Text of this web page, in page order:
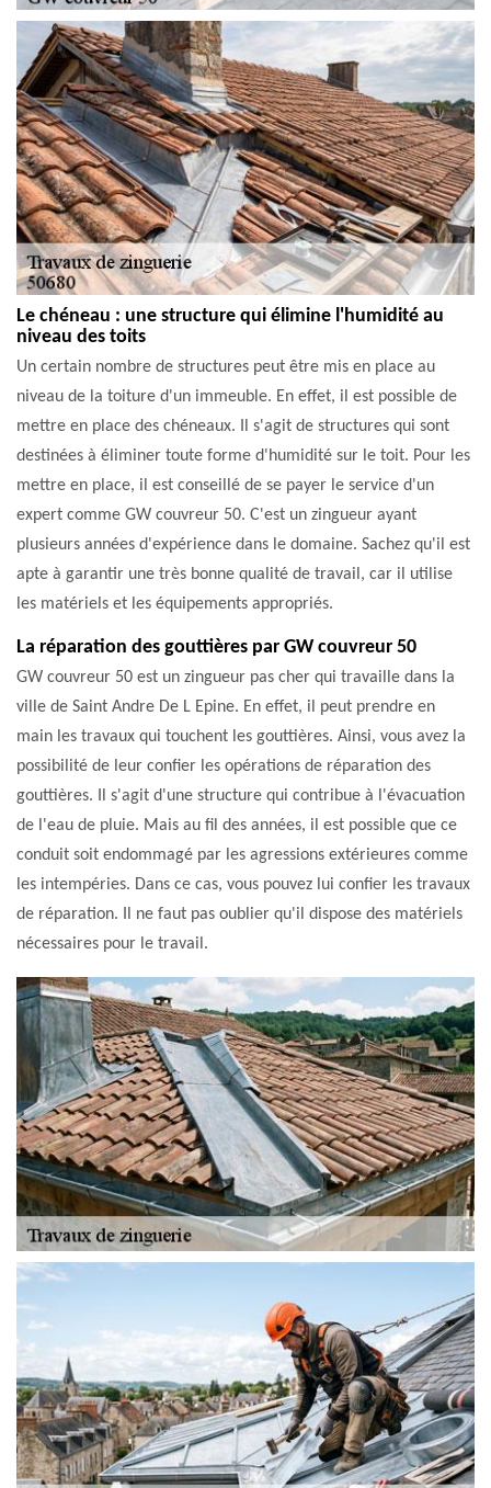
Le chéneau : une structure qui élimine l'humidité au
niveau des toits
Un certain nombre de structures peut être mis en place au
niveau de la toiture d'un immeuble. En effet, il est possible de
mettre en place des chéneaux. Il s'agit de structures qui sont
destinées à éliminer toute forme d'humidité sur le toit. Pour les
mettre en place, il est conseillé de se payer le service d'un
expert comme GW couvreur 50. C'est un zingueur ayant
plusieurs années d'expérience dans le domaine. Sachez qu'il est
apte à garantir une très bonne qualité de travail, car il utilise
les matériels et les équipements appropriés.
La réparation des gouttières par GW couvreur 50
GW couvreur 50 est un zingueur pas cher qui travaille dans la
ville de Saint Andre De L Epine. En effet, il peut prendre en
main les travaux qui touchent les gouttières. Ainsi, vous avez la
possibilité de leur confier les opérations de réparation des
gouttières. Il s'agit d'une structure qui contribue à l'évacuation
de l'eau de pluie. Mais au fil des années, il est possible que ce
conduit soit endommagé par les agressions extérieures comme
les intempéries. Dans ce cas, vous pouvez lui confier les travaux
de réparation. Il ne faut pas oublier qu'il dispose des matériels
nécessaires pour le travail.